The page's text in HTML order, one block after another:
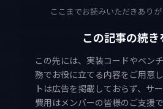
ここまでお読みいただきありが
この記事の続き
この先には、実装コードやベン
務でお役に立てる内容をご用意
トは広告を掲載しておらず、サ
費用はメンバーの皆様のご支援